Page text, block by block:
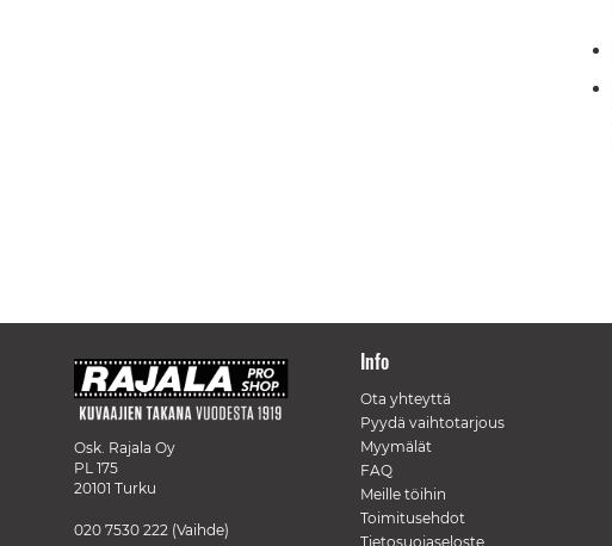
Osk. Rajala Oy
PL 175
20101 Turku
020 7530 222 (Vaihde)
Info
Ota yhteyttä
Pyydä vaihtotarjous
Myymälät
FAQ
Meille töihin
Toimitusehdot
Tietosuojaseloste